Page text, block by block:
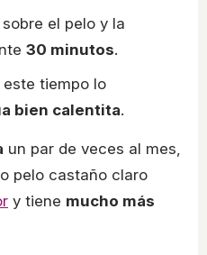
el pelo y la
30 minutos.
tiempo lo
bien calentita.
un par de veces al mes,
pelo castaño claro
y tiene mucho más